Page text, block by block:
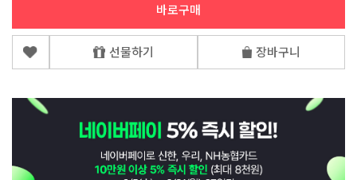
바로구매
선물하기 장바구니